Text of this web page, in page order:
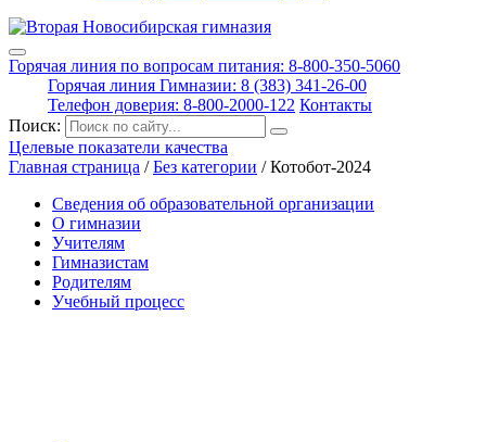
Горячая линия по вопросам питания: 8-800-350-5060
Горячая линия Гимназии: 8 (383) 341-26-00
Телефон доверия: 8-800-2000-122 Контакты
Поиск:
Целевые показатели качества
Главная страница /Без категории /Котобот-2024
Сведения об образовательной организации
О гимназии
Учителям
Гимназистам
Родителям
Учебный процесс